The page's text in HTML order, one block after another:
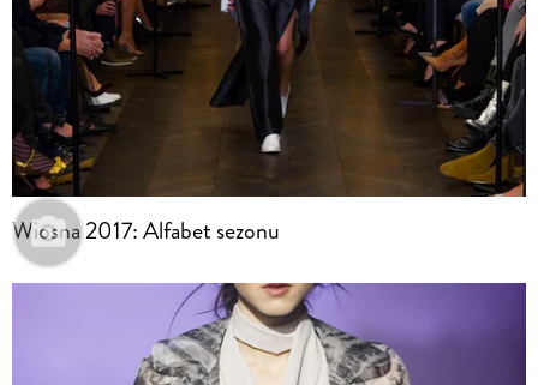
Wiosna 2017: Alfabet sezonu